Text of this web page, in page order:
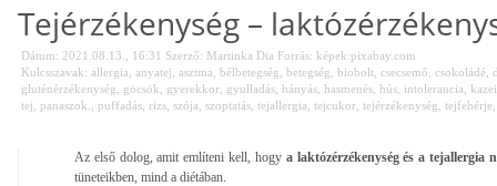
Tejérzékenység –
Dátum: 2021.08.13., 16:31 Szerző: Martinka Dia Forrás: képek:pixabay.com
Kulcsszavak: allergia anyatej asztma bélbetegség betegség biobolt csecsemő csokoládé
gluténérzékenység
göcsök gyerekkor gyulladás hányás hasmenés hús intolerancia
tej panaszok. puffadás rizs szója szoptatás tejallergia tejcukor tejérzékenység tejfehérje
Az első dolog, amit említeni kell, hogy a laktózérzékenység és a tejallergia
tüneteikben, mind a diétában.